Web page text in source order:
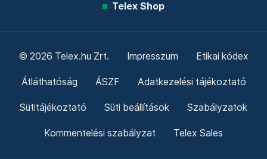
Telex Shop
© 2026 Telex.hu Zrt. Impresszum Etikai kódex
Átláthatóság ÁSZF Adatkezelési tájékoztató
Sütitájékoztató Süti beállítások Szabályzatok
Kommentelési szabályzat Telex Sales